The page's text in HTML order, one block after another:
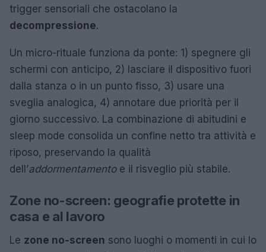
trigger sensoriali che ostacolano la
decompressione.
Un micro-rituale funziona da ponte: 1) spegnere gli
schermi con anticipo, 2) lasciare il dispositivo fuori
dalla stanza o in un punto fisso, 3) usare una
sveglia analogica, 4) annotare due priorità per il
giorno successivo. La combinazione di abitudini e
sleep mode consolida un confine netto tra attività e
riposo, preservando la qualità
dell’addormentamentoe il risveglio più stabile.
Zone no-screen: geografie protette in
casa e al lavoro
Le zone no-screen sono luoghi o momenti in cui lo